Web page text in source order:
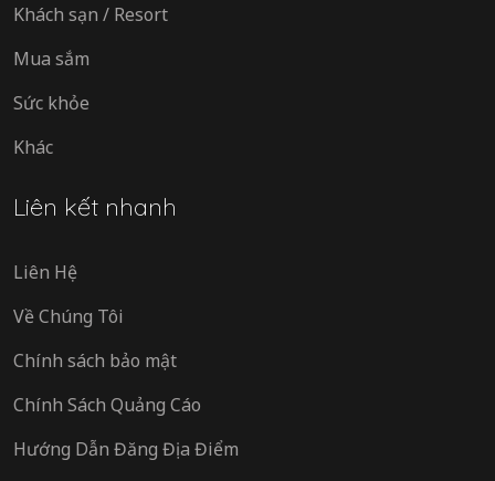
Khách sạn / Resort
Mua sắm
Sức khỏe
Khác
Liên kết nhanh
Liên Hệ
Về Chúng Tôi
Chính sách bảo mật
Chính Sách Quảng Cáo
Hướng Dẫn Đăng Địa Điểm